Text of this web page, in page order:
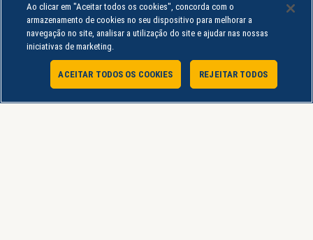
Minha Conta
Política de Privacidade
Termos de Uso
Procon PR
Ao clicar em "Aceitar todos os cookies", concorda com o
armazenamento de cookies no seu dispositivo para melhorar a
navegação no site, analisar a utilização do site e ajudar nas nossas
iniciativas de marketing.
REJEITAR TODOS
ACEITAR TODOS OS COOKIES